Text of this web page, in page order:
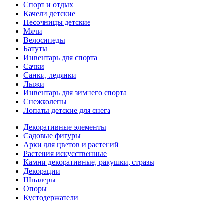
Спорт и отдых
Качели детские
Песочницы детские
Мячи
Велосипеды
Батуты
Инвентарь для спорта
Сачки
Санки, ледянки
Лыжи
Инвентарь для зимнего спорта
Снежколепы
Лопаты детские для снега
Декоративные элементы
Садовые фигуры
Арки для цветов и растений
Растения искусственные
Камни декоративные, ракушки, стразы
Декорации
Шпалеры
Опоры
Кустодержатели